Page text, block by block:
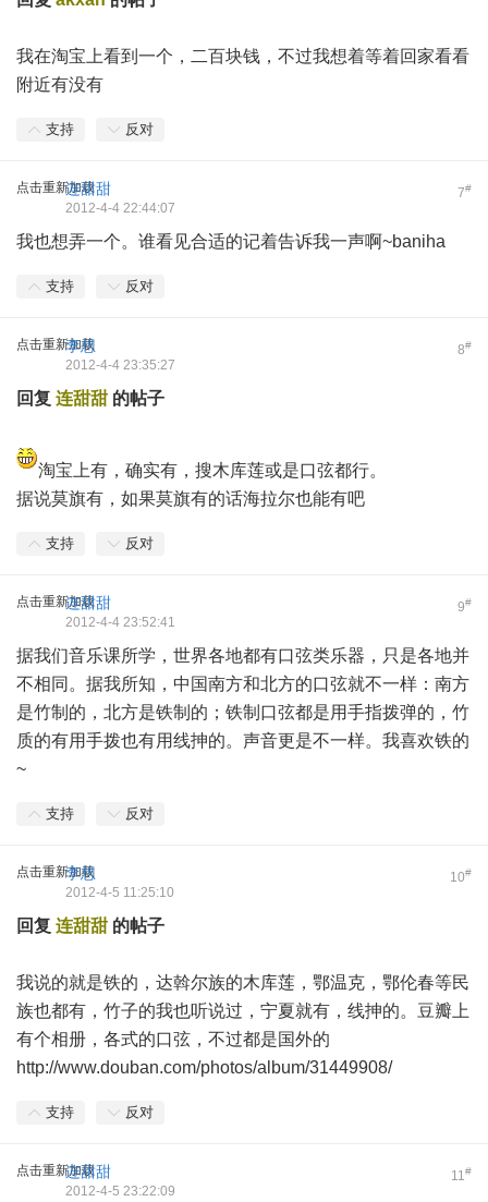
我在淘宝上看到一个，二百块钱，不过我想着等着回家看看
附近有没有
支持 反对
点击重新加载 7#
连甜甜
2012-4-4 22:44:07
我也想弄一个。谁看见合适的记着告诉我一声啊~baniha
支持 反对
点击重新加载 8#
李想
2012-4-4 23:35:27
回复 连甜甜 的帖子
淘宝上有，确实有，搜木库莲或是口弦都行。
据说莫旗有，如果莫旗有的话海拉尔也能有吧
支持 反对
点击重新加载 9#
连甜甜
2012-4-4 23:52:41
据我们音乐课所学，世界各地都有口弦类乐器，只是各地并
不相同。据我所知，中国南方和北方的口弦就不一样：南方
是竹制的，北方是铁制的；铁制口弦都是用手指拨弹的，竹
质的有用手拨也有用线抻的。声音更是不一样。我喜欢铁的
~
支持 反对
点击重新加载 10#
李想
2012-4-5 11:25:10
回复 连甜甜 的帖子
我说的就是铁的，达斡尔族的木库莲，鄂温克，鄂伦春等民
族也都有，竹子的我也听说过，宁夏就有，线抻的。豆瓣上
有个相册，各式的口弦，不过都是国外的
http://www.douban.com/photos/album/31449908/
支持 反对
点击重新加载 11#
连甜甜
2012-4-5 23:22:09